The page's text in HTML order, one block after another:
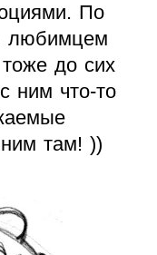
По
любимцем
до сих
ним что-то
там! ))